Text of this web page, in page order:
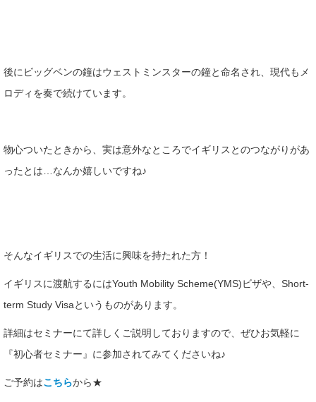
後にビッグベンの鐘はウェストミンスターの鐘と命名され、現代もメ
ロディを奏で続けています。
物心ついたときから、実は意外なところでイギリスとのつながりがあ
ったとは…なんか嬉しいですね♪
そんなイギリスでの生活に興味を持たれた方！
イギリスに渡航するにはYouth Mobility Scheme(YMS)ビザや、Short-
term Study Visaというものがあります。
詳細はセミナーにて詳しくご説明しておりますので、ぜひお気軽に
『初心者セミナー』に参加されてみてくださいね♪
ご予約はこちらから★